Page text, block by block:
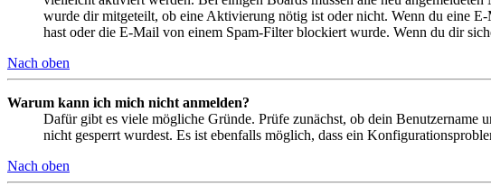
wurde dir mitgeteilt, ob eine Aktivierung nötig ist oder nicht. Wenn du eine
hast oder die E-Mail von einem Spam-Filter blockiert wurde. Wenn du dir
Nach oben
Warum kann ich mich nicht anmelden?
Dafür gibt es viele mögliche Gründe. Prüfe zunächst, ob dein Benutzername
nicht gesperrt wurdest. Es ist ebenfalls möglich, dass ein
Nach oben